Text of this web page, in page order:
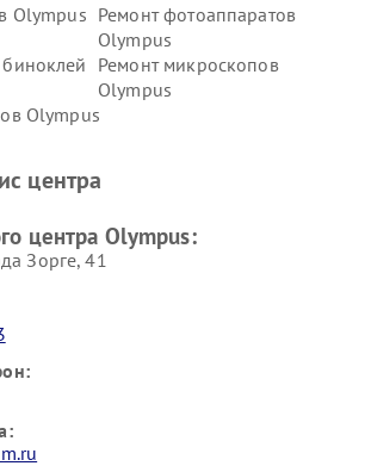
Olympus Ремонт фотоаппаратов
Olympus
Ремонт микроскопов
Olympus
Olympus
центра
центра Olympus:
Зорге, 41